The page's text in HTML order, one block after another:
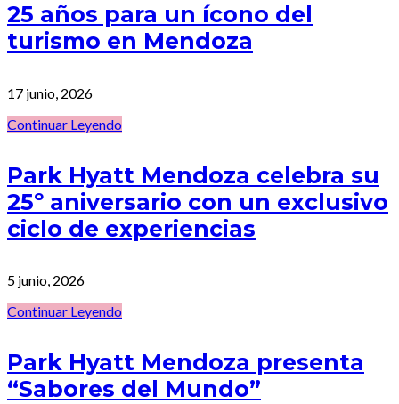
25 años para un ícono del
turismo en Mendoza
17 junio, 2026
Continuar Leyendo
Park Hyatt Mendoza celebra su
25º aniversario con un exclusivo
ciclo de experiencias
5 junio, 2026
Continuar Leyendo
Park Hyatt Mendoza presenta
“Sabores del Mundo”